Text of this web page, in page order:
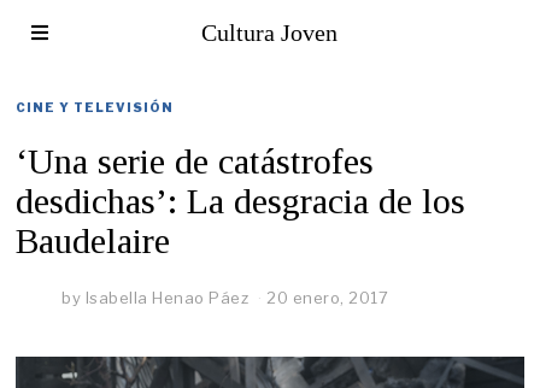
Cultura Joven
CINE Y TELEVISIÓN
‘Una serie de catástrofes
desdichas’: La desgracia de los
Baudelaire
by Isabella Henao Páez 20 enero, 2017